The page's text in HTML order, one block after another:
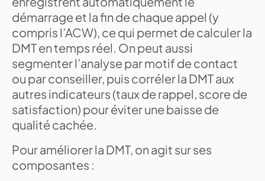
démarrage et la fin de chaque appel (y
compris l’ACW), ce qui permet de calculer la
DMT en temps réel. On peut aussi
segmenter l’analyse par motif de contact
ou par conseiller, puis corréler la DMT aux
autres indicateurs (taux de rappel, score de
satisfaction) pour éviter une baisse de
qualité cachée.
Pour améliorer la DMT, on agit sur ses
composantes :